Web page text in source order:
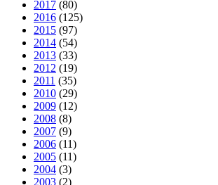
2017 (80)
2016 (125)
2015 (97)
2014 (54)
2013 (33)
2012 (19)
2011 (35)
2010 (29)
2009 (12)
2008 (8)
2007 (9)
2006 (11)
2005 (11)
2004 (3)
2003 (2)